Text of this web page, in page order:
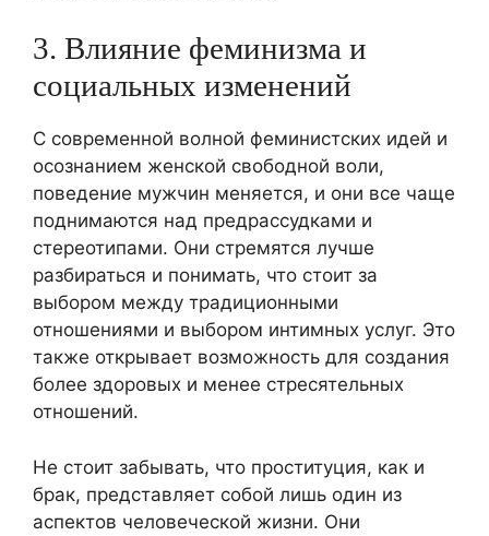
3. Влияние феминизма и
социальных изменений
С современной волной феминистских идей и
осознанием женской свободной воли,
поведение мужчин меняется, и они все чаще
поднимаются над предрассудками и
стереотипами. Они стремятся лучше
разбираться и понимать, что стоит за
выбором между традиционными
отношениями и выбором интимных услуг. Это
также открывает возможность для создания
более здоровых и менее стресятельных
отношений.
Не стоит забывать, что проституция, как и
брак, представляет собой лишь один из
аспектов человеческой жизни. Они